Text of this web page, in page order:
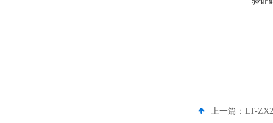
上一篇： LT-